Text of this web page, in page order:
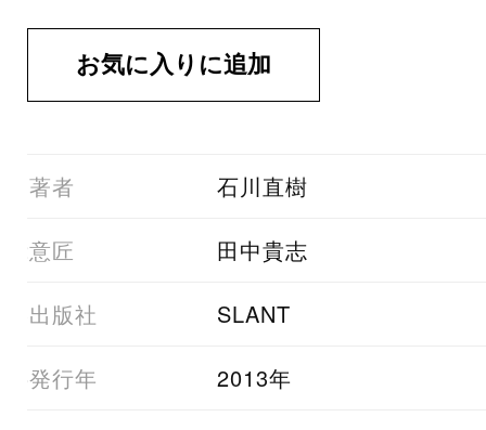
01著者 石川直樹
02意匠 田中貴志
03出版社 SLANT
05発行年 2013年